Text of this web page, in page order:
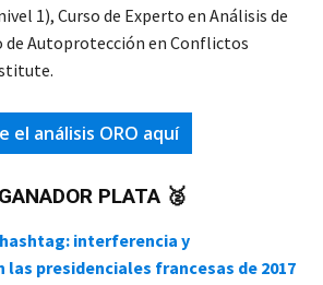
1), Curso de Experto en Análisis de
de Autoprotección en Conflictos
el análisis ORO aquí
GANADOR PLATA 🥈
interferencia y
presidenciales francesas de 2017